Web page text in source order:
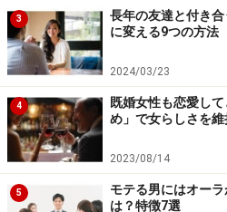
意とは
デートを重ねたのに連絡な
心理
※記事内容は執筆時点のものです。
い。
3
長年の友達と付き
に変える9つの方法
2024/03/23
4
既婚女性も恋愛し
め」で女らしさを維
2023/08/14
5
モテる男にはオー
は？特徴7選